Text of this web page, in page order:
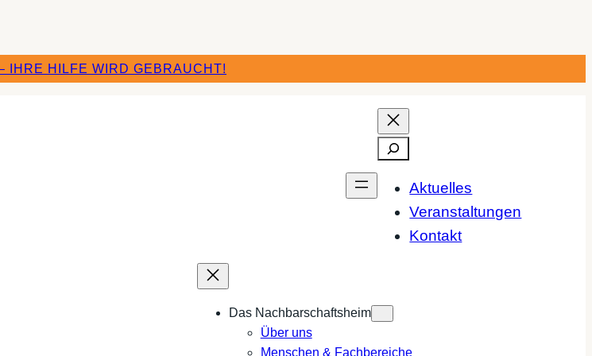
IHRE HILFE WIRD GEBRAUCHT!
Suchen
Aktuelles
Veranstaltungen
Kontakt
Das Nachbarschaftsheim
Über uns
Menschen & Fachbereiche